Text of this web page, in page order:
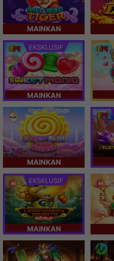
MAINKAN
EKSKLUSIF
MAINKAN
MAINKAN
EKSKLUSIF
MAINKAN